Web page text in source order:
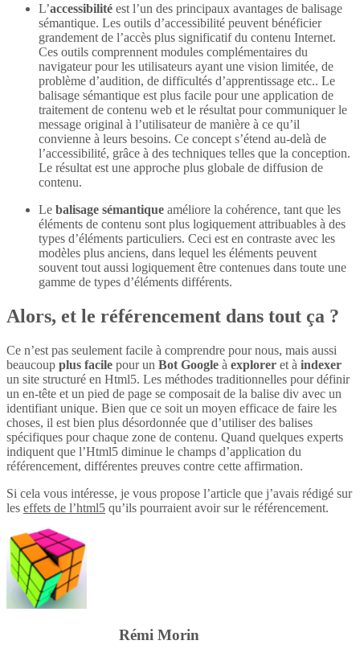
L’accessibilité est l’un des principaux avantages de balisage
sémantique. Les outils d’accessibilité peuvent bénéficier
grandement de l’accès plus significatif du contenu Internet.
Ces outils comprennent modules complémentaires du
navigateur pour les utilisateurs ayant une vision limitée, de
problème d’audition, de difficultés d’apprentissage etc.. Le
balisage sémantique est plus facile pour une application de
traitement de contenu web et le résultat pour communiquer le
message original à l’utilisateur de manière à ce qu’il
convienne à leurs besoins. Ce concept s’étend au-delà de
l’accessibilité, grâce à des techniques telles que la conception.
Le résultat est une approche plus globale de diffusion de
contenu.
Le balisage sémantique améliore la cohérence, tant que les
éléments de contenu sont plus logiquement attribuables à des
types d’éléments particuliers. Ceci est en contraste avec les
modèles plus anciens, dans lequel les éléments peuvent
souvent tout aussi logiquement être contenues dans toute une
gamme de types d’éléments différents.
Alors, et le référencement dans tout ça ?
Ce n’est pas seulement facile à comprendre pour nous, mais aussi
beaucoup plus facile pour un Bot Google à explorer et à indexer
un site structuré en Html5. Les méthodes traditionnelles pour définir
un en-tête et un pied de page se composait de la balise div avec un
identifiant unique. Bien que ce soit un moyen efficace de faire les
choses, il est bien plus désordonnée que d’utiliser des balises
spécifiques pour chaque zone de contenu. Quand quelques experts
indiquent que l’Html5 diminue le champs d’application du
référencement, différentes preuves contre cette affirmation.
Si cela vous intéresse, je vous propose l’article que j’avais rédigé sur
les effets de l’html5 qu’ils pourraient avoir sur le référencement.
Rémi Morin